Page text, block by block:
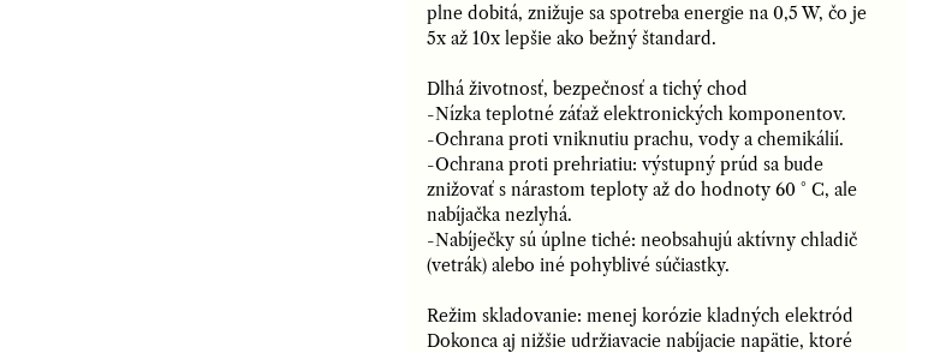
plne dobitá, znižuje sa spotreba energie na 0,5 W, čo je
5x až 10x lepšie ako bežný štandard.
Dlhá životnosť, bezpečnosť a tichý chod
-Nízka teplotné záťaž elektronických komponentov.
-Ochrana proti vniknutiu prachu, vody a chemikálií.
-Ochrana proti prehriatiu: výstupný prúd sa bude
znižovať s nárastom teploty až do hodnoty 60 ° C, ale
nabíjačka nezlyhá.
-Nabíječky sú úplne tiché: neobsahujú aktívny chladič
(vetrák) alebo iné pohyblivé súčiastky.
Režim skladovanie: menej korózie kladných elektród
Dokonca aj nižšie udržiavacie nabíjacie napätie, ktoré